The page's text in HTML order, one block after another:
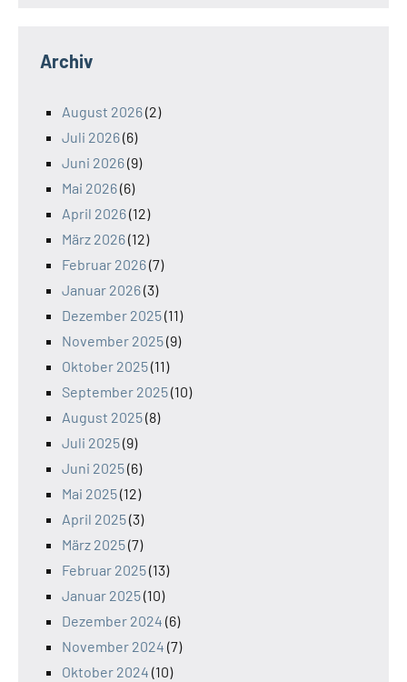
Archiv
August 2026(2)
Juli 2026(6)
Juni 2026(9)
Mai 2026(6)
April 2026(12)
März 2026(12)
Februar 2026(7)
Januar 2026(3)
Dezember 2025(11)
November 2025(9)
Oktober 2025(11)
September 2025(10)
August 2025(8)
Juli 2025(9)
Juni 2025(6)
Mai 2025(12)
April 2025(3)
März 2025(7)
Februar 2025(13)
Januar 2025(10)
Dezember 2024 (6)
November 2024 (7)
Oktober 2024 (10)